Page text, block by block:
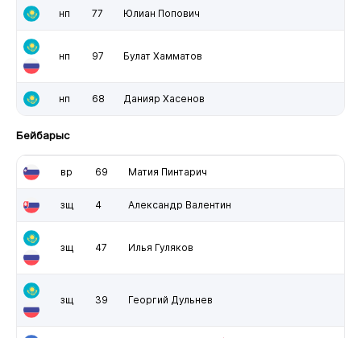
нп 77 Юлиан Попович
нп 97 Булат Хамматов
нп 68 Данияр Хасенов
Бейбарыс
вр 69 Матия Пинтарич
зщ 4 Александр Валентин
зщ 47 Илья Гуляков
зщ 39 Георгий Дульнев